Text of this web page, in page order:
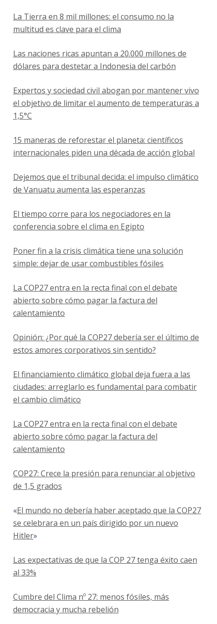
La Tierra en 8 mil millones: el consumo no la
multitud es clave para el clima
Las naciones ricas apuntan a 20.000 millones de
dólares para destetar a Indonesia del carbón
Expertos y sociedad civil abogan por mantener vivo
el objetivo de limitar el aumento de temperaturas a
1,5°C
15 maneras de reforestar el planeta: científicos
internacionales piden una década de acción global
Dejemos que el tribunal decida: el impulso climático
de Vanuatu aumenta las esperanzas
El tiempo corre para los negociadores en la
conferencia sobre el clima en Egipto
Poner fin a la crisis climática tiene una solución
simple: dejar de usar combustibles fósiles
La COP27 entra en la recta final con el debate
abierto sobre cómo pagar la factura del
calentamiento
Opinión: ¿Por qué la COP27 debería ser el último de
estos amores corporativos sin sentido?
El financiamiento climático global deja fuera a las
ciudades: arreglarlo es fundamental para combatir
el cambio climático
La COP27 entra en la recta final con el debate
abierto sobre cómo pagar la factura del
calentamiento
COP27: Crece la presión para renunciar al objetivo
de 1,5 grados
«El mundo no debería haber aceptado que la COP27
se celebrara en un país dirigido por un nuevo
Hitler»
Las expectativas de que la COP 27 tenga éxito caen
al 33%
Cumbre del Clima nº 27: menos fósiles, más
democracia y mucha rebelión